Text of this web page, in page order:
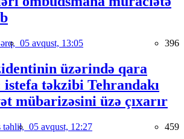
05 avqust, 13:05 396
üzərində qara
təkzibi Tehrandakı
mübarizəsini üzə çıxarır
təhlil, 05 avqust, 12:27 459